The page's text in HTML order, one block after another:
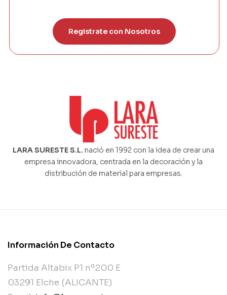
Registrate con Nosotros
LARA SURESTE S.L. nació en 1992 con la idea de crear una
empresa innovadora, centrada en la decoración y la
distribución de material para empresas.
Información De Contacto
Partida Altabix P1 nº200 E
03291 Elche (ALICANTE)